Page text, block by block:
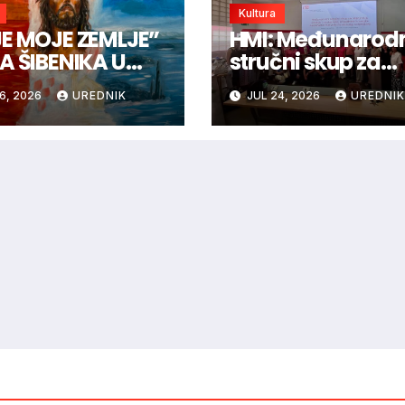
MOJE ZEMLJE”
ŠIBENIKA U
2026 UREDNIK
Kultura
HMI:
stručni skup za
hrvatske učitelje
nastavnike iz
inozemstva
JUL 24, 2026 UREDNIK